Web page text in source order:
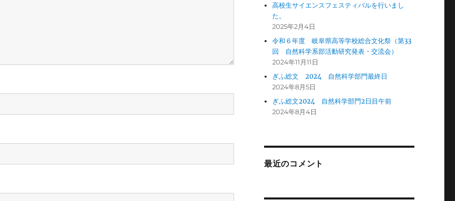
高校生サイエンスフェスティバルを行いまし
た。
2025年2月4日
令和６年度 岐阜県高等学校総合文化祭（第33
回 自然科学系部活動研究発表・交流会）
2024年11月11日
ぎふ総文 2024 自然科学部門最終日
2024年8月5日
ぎふ総文2024 自然科学部門2日目午前
2024年8月4日
最近のコメント